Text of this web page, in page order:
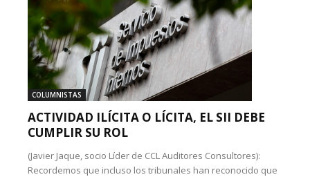
COLUMNISTAS
ACTIVIDAD ILÍCITA O LÍCITA, EL SII DEBE
CUMPLIR SU ROL
(Javier Jaque, socio Líder de CCL Auditores Consultores):
Recordemos que incluso los tribunales han reconocido que